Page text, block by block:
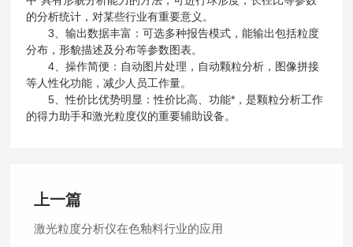
的分析统计，对某些行业有重要意义。
3、输出数据丰富：可选多种报告模式，能输出包括粒度
分布，形貌描述及分布等参数图表。
4、操作简便：自动图片处理，自动颗粒分析，图像拼接
等人性化功能，减少人员工作量。
5、性价比优势明显：性价比高、功能*，是颗粒分析工作
的得力助手和激光粒度仪的重要辅助设备。
上一篇
激光粒度分析仪在色釉料行业的应用